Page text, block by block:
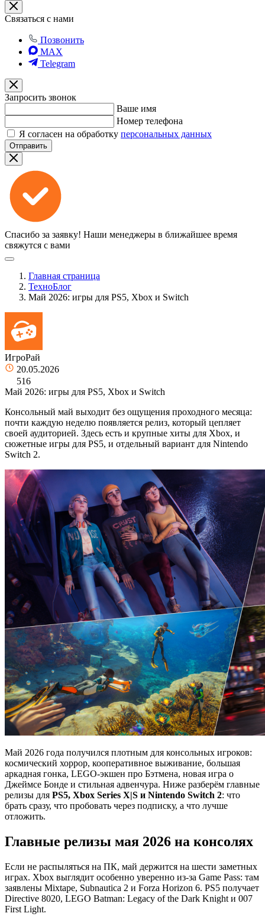
Связаться с нами
Позвонить
MAX
Telegram
Запросить звонок
Ваше имя
Номер телефона
Я согласен на обработку персональных данных
Отправить
Спасибо за заявку! Наши менеджеры в ближайшее время
свяжутся с вами
Главная страница
ТехноБлог
Май 2026: игры для PS5, Xbox и Switch
ИгроРай
20.05.2026
516
Май 2026: игры для PS5, Xbox и Switch
Консольный май выходит без ощущения проходного месяца:
почти каждую неделю появляется релиз, который цепляет
своей аудиторией. Здесь есть и крупные хиты для Xbox, и
сюжетные игры для PS5, и отдельный вариант для Nintendo
Switch 2.
Май 2026 года получился плотным для консольных игроков:
космический хоррор, кооперативное выживание, большая
аркадная гонка, LEGO-экшен про Бэтмена, новая игра о
Джеймсе Бонде и стильная адвенчура. Ниже разберём главные
релизы для PS5, Xbox Series X|S и Nintendo Switch 2: что
брать сразу, что пробовать через подписку, а что лучше
отложить.
Главные релизы мая 2026 на консолях
Если не распыляться на ПК, май держится на шести заметных
играх. Xbox выглядит особенно уверенно из-за Game Pass: там
заявлены Mixtape, Subnautica 2 и Forza Horizon 6. PS5 получает
Directive 8020, LEGO Batman: Legacy of the Dark Knight и 007
First Light.